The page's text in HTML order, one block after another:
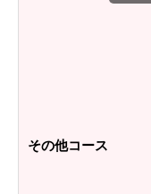
その他コース